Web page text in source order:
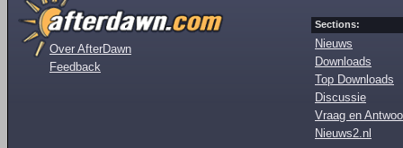
Over AfterDawn
Feedback
Sections:
Nieuws
Downloads
Top Downloads
Discussie
Vraag en
Nieuws2.nl